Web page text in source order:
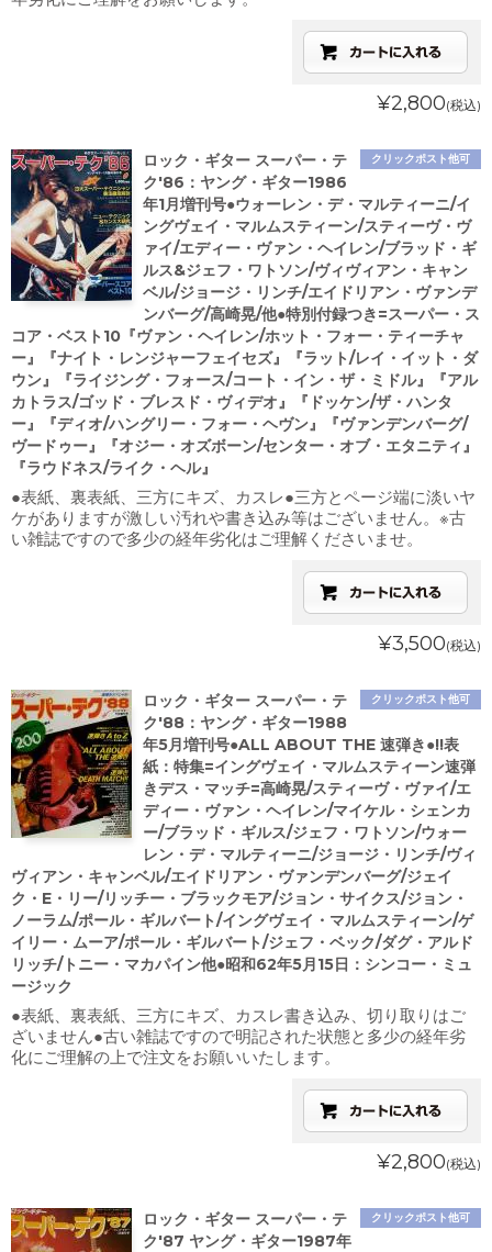
¥2,800(税込)
クリックポスト他可
ロック・ギター スーパー・テ
ク'86：ヤング・ギター1986
年1月増刊号●ウォーレン・デ・マルティーニ/イ
ングヴェイ・マルムスティーン/スティーヴ・ヴ
ァイ/エディー・ヴァン・ヘイレン/ブラッド・ギ
ルス&ジェフ・ワトソン/ヴィヴィアン・キャン
ベル/ジョージ・リンチ/エイドリアン・ヴァンデ
ンバーグ/高崎晃/他●特別付録つき=スーパー・ス
コア・ベスト10『ヴァン・ヘイレン/ホット・フォー・ティーチャ
ー』『ナイト・レンジャーフェイセズ』『ラット/レイ・イット・ダ
ウン』『ライジング・フォース/コート・イン・ザ・ミドル』『アル
カトラス/ゴッド・ブレスド・ヴィデオ』『ドッケン/ザ・ハンタ
ー』『ディオ/ハングリー・フォー・ヘヴン』『ヴァンデンバーグ/
ヴードゥー』『オジー・オズボーン/センター・オブ・エタニティ』
『ラウドネス/ライク・ヘル』
●表紙、裏表紙、三方にキズ、カスレ●三方とページ端に淡いヤ
ケがありますが激しい汚れや書き込み等はございません。※古
い雑誌ですので多少の経年劣化はご理解くださいませ。
¥3,500(税込)
クリックポスト他可
ロック・ギター スーパー・テ
ク'88：ヤング・ギター1988
年5月増刊号●ALL ABOUT THE 速弾き●!!表
紙：特集=イングヴェイ・マルムスティーン速弾
きデス・マッチ=高崎晃/スティーヴ・ヴァイ/エ
ディー・ヴァン・ヘイレン/マイケル・シェンカ
ー/ブラッド・ギルス/ジェフ・ワトソン/ウォー
レン・デ・マルティーニ/ジョージ・リンチ/ヴィ
ヴィアン・キャンベル/エイドリアン・ヴァンデンバーグ/ジェイ
ク・E・リー/リッチー・ブラックモア/ジョン・サイクス/ジョン・
ノーラム/ポール・ギルバート/イングヴェイ・マルムスティーン/ゲ
イリー・ムーア/ポール・ギルバート/ジェフ・ベック/ダグ・アルド
リッチ/トニー・マカパイン他●昭和62年5月15日：シンコー・ミュ
ージック
●表紙、裏表紙、三方にキズ、カスレ書き込み、切り取りはご
ざいません●古い雑誌ですので明記された状態と多少の経年劣
化にご理解の上で注文をお願いいたします。
¥2,800(税込)
クリックポスト他可
ロック・ギター スーパー・テ
ク'87 ヤング・ギター1987年